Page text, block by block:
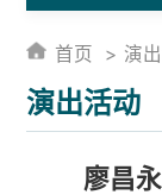
演出活动
首页 演
廖昌